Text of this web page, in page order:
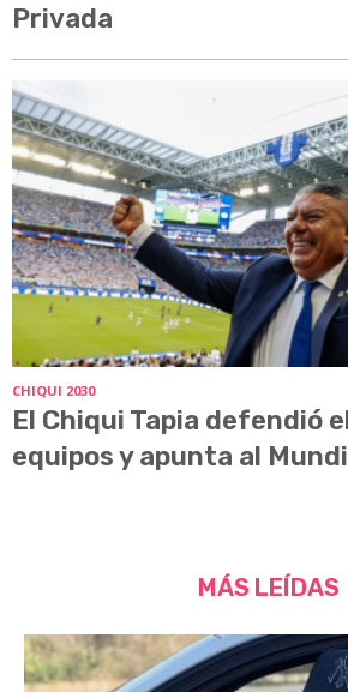
Privada
CHIQUI 2030
El Chiqui Tapia defendió
equipos y apunta al
MÁS LEÍDAS